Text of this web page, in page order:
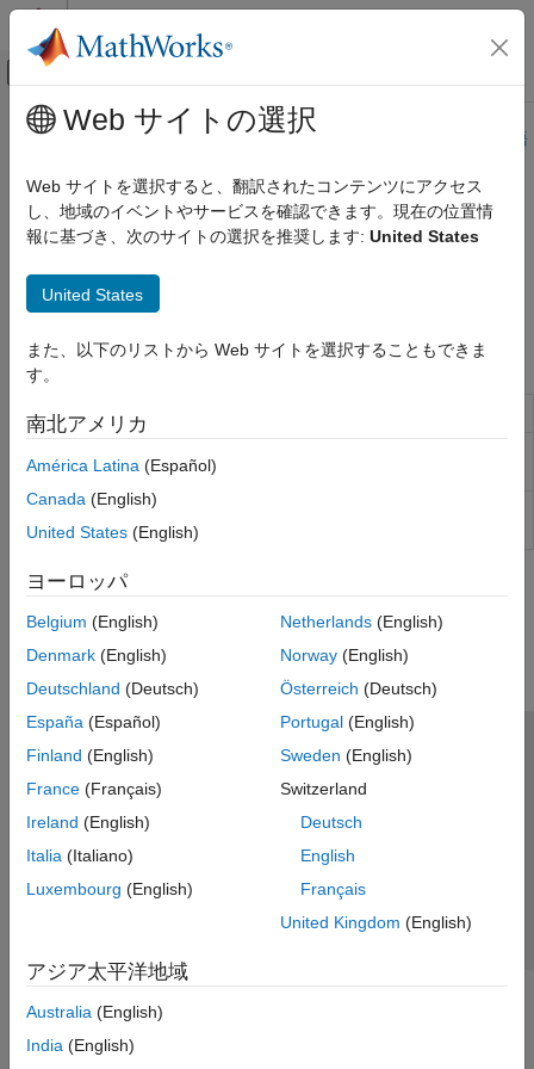
コンテンツへスキップ
オフキャンバス ナビゲーション メ
ドキュメンテーションのホーム
Aerospace Blockset
誘導、航法、制御 (GNC)
カテゴリ
ガイダンス
ナビゲーション
コントロール
パイロットモデル
メインコンテンツ
このページは機械翻訳を使用して翻訳されました。最新版の英語
ナビゲーション
加速度、角速度、慣性の3軸測定を実装
加速度、角速度、慣性の3軸測定を実装
ブロック
Three-axis Accelerometer
Three-axis Inertial
Measurement Unit
この情報は役に立ちましたか？
Web サイトの選択
Web サイトを選択すると、翻訳されたコンテンツにアクセス
し、地域のイベントやサービスを確認できます。現在の位置情
報に基づき、次のサイトの選択を推奨します: United States
United States
また、以下のリストから Web サイトを選択することもできま
す。
南北アメリカ
América Latina (Español)
Canada (English)
United States (English)
ヨーロッパ
Belgium (English)
Denmark (English)
Deutschland (Deutsch)
España (Español)
Finland (English)
France (Français)
Ireland (English)
Italia (Italiano)
Luxembourg (English)
Netherlands(English)
Norway(English)
Österreich (Deutsch)
Portugal(English)
Sweden (English)
Switzerland
Deutsch
English
Français
United Kingdom (English)
アジア太平洋地域
Australia (English)
India (English)
トラストセンター
プライバシー ポリシー
違法コピー防止
アプリケーション ステータス
© 1994-2026 The MathWorks, Inc.